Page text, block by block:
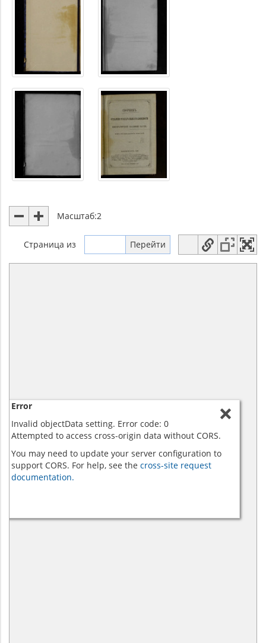
Масштаб:2
Страница из
Error
Invalid objectData setting. Error code: 0
Attempted to access cross-origin data without CORS.
You may need to update your server configuration to
support CORS. For help, see the cross-site request
documentation.